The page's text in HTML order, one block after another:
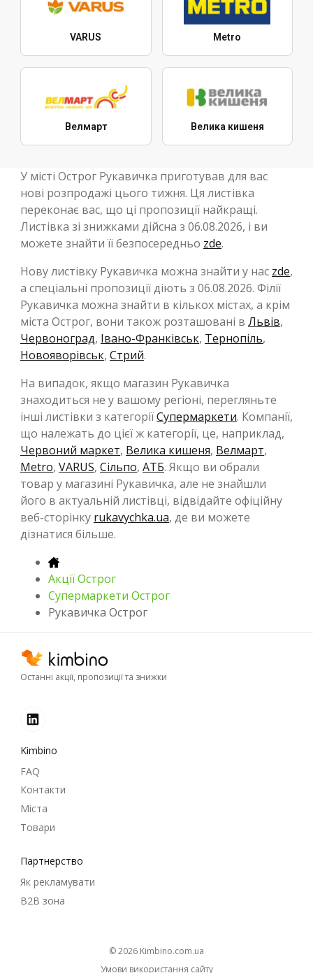
VARUS Metro
Велмарт Велика кишеня
У місті Острог Рукавичка приготував для вас
нові розпродажі цього тижня. Ця листівка
переконає вас, що ці пропозиції найкращі.
Листівка зі знижками дійсна з 06.08.2026, і ви
можете знайти її безпосередньо zde.
Нову листівку Рукавичка можна знайти у нас zde,
а спеціальні пропозиції діють з 06.08.2026. Філії
Рукавичка можна знайти в кількох містах, а крім
міста Острог, вони також розташовані в Львів,
Червоноград, Івано-Франківськ, Тернопіль,
Новояворівськ, Стрий.
На випадок, якщо магазин Рукавичка
знаходиться не у вашому регіоні, перегляньте
інші листівки з категоріїСупермаркети. Компанії,
що належать до цієї ж категорії, це, наприклад,
Червоний маркет, Велика кишеня, Велмарт,
Metro, VARUS, Сільпо, АТБ. Якщо ви обрали
товар у магазині Рукавичка, але не знайшли
його в актуальній листівці, відвідайте офіційну
веб-сторінку rukavychka.ua, де ви можете
дізнатися більше.
Акції Острог
Супермаркети Острог
Рукавичка Острог
Останні акції, пропозиції та знижки
Kimbino
FAQ
Контакти
Міста
Товари
Партнерство
Як рекламувати
B2B зона
© 2026
kimbino.com.ua
Умови використання сайту